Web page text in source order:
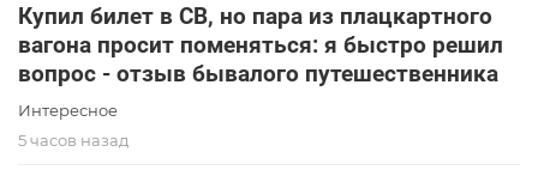
Купил билет в СВ, но пара из плацкартного
вагона просит поменяться: я быстро решил
вопрос - отзыв бывалого путешественника
Интересное
5 часов назад